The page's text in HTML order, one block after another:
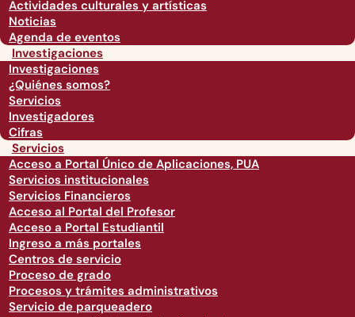
Actividades culturales y artísticas
Noticias
Agenda de eventos
Investigaciones
Investigaciones
¿Quiénes somos?
Servicios
Investigadores
Cifras
Servicios
Acceso a Portal Único de Aplicaciones, PUA
Servicios institucionales
Servicios Financieros
Acceso al Portal del Profesor
Acceso a Portal Estudiantil
Ingreso a más portales
Centros de servicio
Proceso de grado
Procesos y trámites administrativos
Servicio de parqueadero